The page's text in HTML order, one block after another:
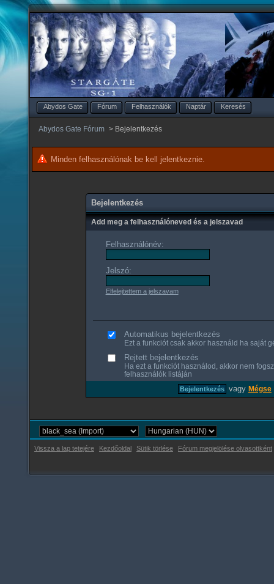
Abydos Gate Fórum Felhasználók Naptár Keresés
Abydos Gate Fórum > Bejelentkezés
Minden felhasználónak be kell jelentkeznie.
Bejelentkezés
Add meg a felhasználóneved és a jelszavad
Felhasználónév:
Jelszó:
Elfelejtettem a jelszavam
Automatikus bejelentkezés
Ezt a funkciót csak akkor használd ha saját
Rejtett bejelentkezés
Ha ezt a funkciót használod, akkor nem
felhasználók listáján
vagy Mégse
Vissza a lap tetejére Kezdőoldal Sütik törlése Fórum megjelölése olvasottként